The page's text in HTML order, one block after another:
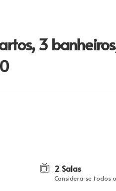
3
2 Salas
Considera-se todos